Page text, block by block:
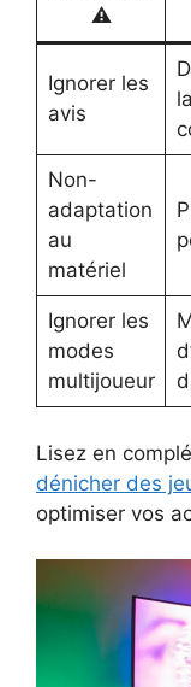
⚠️
Ignorer les
avis
Non-
adaptation
au
matériel
Ignorer les
modes
multijoueur
Lisez en
dénicher des
optimiser vos